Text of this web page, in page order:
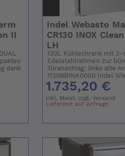
II
dank
Indel Webasto
CR130 INOX
LH
130L Kühlschrank mit 3-
Edelstahlrahmen zur
Türanschlag: links alte
1130BB1NK0000 Indel
1.735,20 €
inkl. Mwst. zzgl.Versand
Lieferzeit auf Anfrage